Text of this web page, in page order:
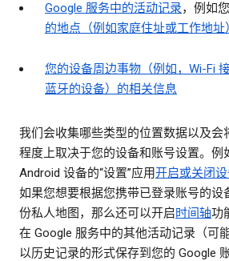
Google 服务中的活动记录，例如
的地点（例如家庭住址或工作地址）
您的设备周边事物（例如，Wi-Fi
蓝牙的设备）的相关信息
我们会收集哪些类型的位置数据以及会
程度上取决于您的设备和账号设置。例
Android 设备的“设置”应用开启或关闭
如果您想要根据您携带已登录账号的设
份私人地图，那么还可以开启时间轴功
在 Google 服务中的其他活动记录（可
以历史记录的形式保存到您的 Google